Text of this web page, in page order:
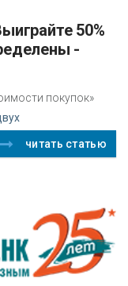
-
покупок»
читать статью